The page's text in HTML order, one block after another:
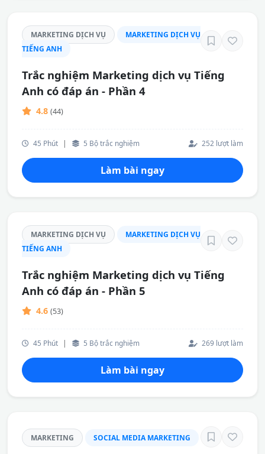
MARKETING DỊCH VỤ
MARKETING DỊCH VỤ
TIẾNG ANH
Trắc nghiệm Marketing dịch vụ Tiếng
Anh có đáp án - Phần 4
4.8 (44)
45 Phút | 5 Bộ trắc nghiệm 252 lượt làm
Làm bài ngay
MARKETING DỊCH VỤ
MARKETING DỊCH VỤ
TIẾNG ANH
Trắc nghiệm Marketing dịch vụ Tiếng
Anh có đáp án - Phần 5
4.6 (53)
45 Phút | 5 Bộ trắc nghiệm 269 lượt làm
Làm bài ngay
MARKETING SOCIAL MEDIA MARKETING